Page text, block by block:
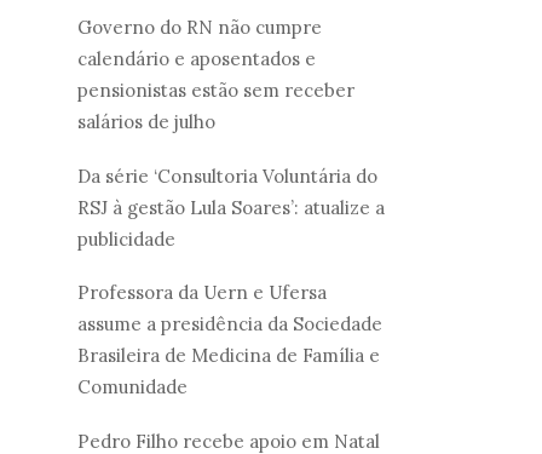
Governo do RN não cumpre
calendário e aposentados e
pensionistas estão sem receber
salários de julho
Da série ‘Consultoria Voluntária do
RSJ à gestão Lula Soares’: atualize a
publicidade
Professora da Uern e Ufersa
assume a presidência da Sociedade
Brasileira de Medicina de Família e
Comunidade
Pedro Filho recebe apoio em Natal